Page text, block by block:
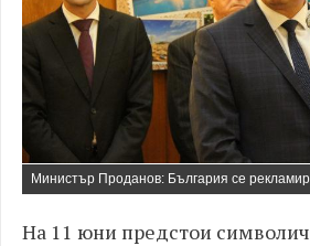
Министър Проданов: България се
На 11 юни предстои